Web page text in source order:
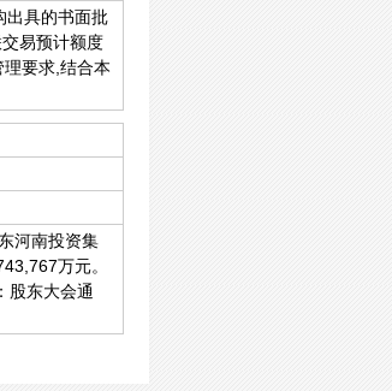
出具的书面批
易预计额度
要求,结合本
河南投资集
万元。
股东大会通